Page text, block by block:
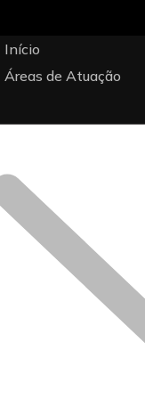
Início
Áreas de Atuação